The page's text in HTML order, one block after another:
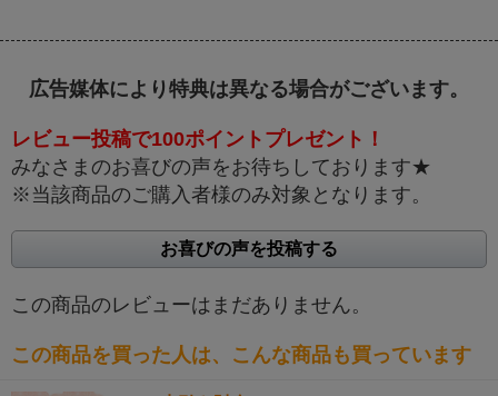
広告媒体により特典は異なる場合がございます。
レビュー投稿で100ポイントプレゼント！
みなさまのお喜びの声をお待ちしております★
※当該商品のご購入者様のみ対象となります。
お喜びの声を投稿する
この商品のレビューはまだありません。
この商品を買った人は、こんな商品も買っています